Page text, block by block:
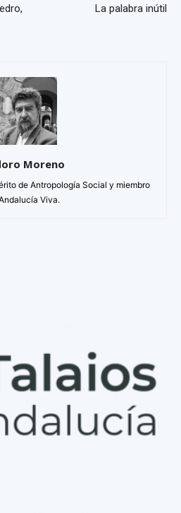
La palabra inútil
Moreno
de Antropología Social y miembro
Viva.